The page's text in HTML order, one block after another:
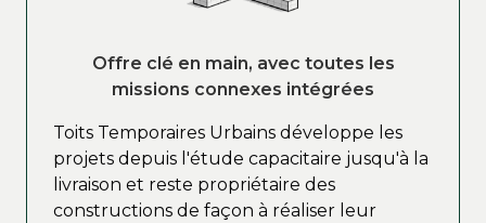
Offre clé en main, avec toutes les
missions connexes intégrées
Toits Temporaires Urbains développe les
projets depuis l'étude capacitaire jusqu'à la
livraison et reste propriétaire des
constructions de façon à réaliser leur